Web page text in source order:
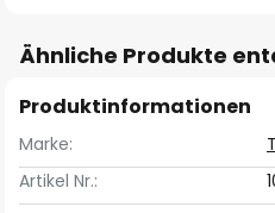
Ähnliche Produkte
Produktinformationen
Marke:
Artikel Nr.: